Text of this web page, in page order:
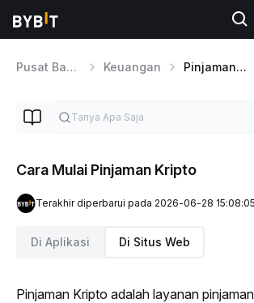
Pusat Bantuan Keuangan Pinjaman Kripto
Cara Mulai Pinjaman Kripto
Terakhir diperbarui pada 2026-06-28 15:08:05
Di Aplikasi Di Situs Web
Pinjaman Kripto adalah layanan